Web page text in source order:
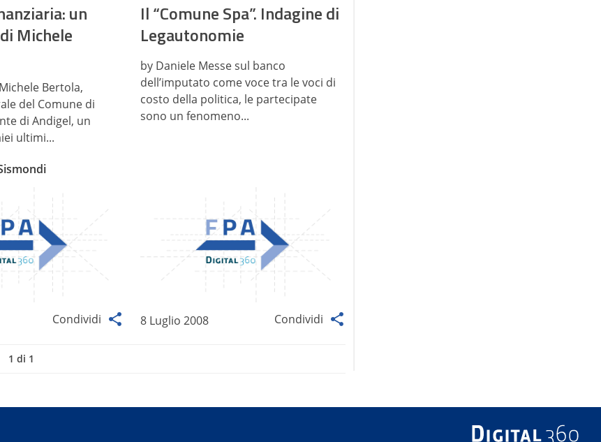
un
Michele
Bertola,
del Comune di
di Andigel, un
ultimi...
Condividi
Il “Comune Spa”. Indagine di
Legautonomie
by Daniele Messe sul banco
dell’imputato come voce tra le voci di
costo della politica, le partecipate
sono un fenomeno...
8 Luglio 2008 Condividi
1 di 1